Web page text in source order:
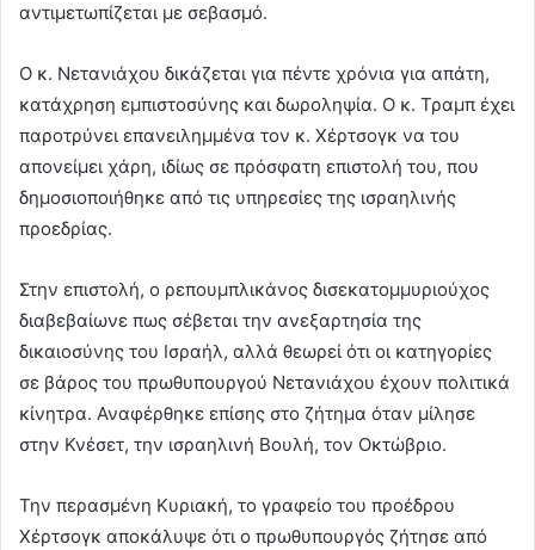
αντιμετωπίζεται με σεβασμό.
Ο κ. Νετανιάχου δικάζεται για πέντε χρόνια για απάτη,
κατάχρηση εμπιστοσύνης και δωροληψία. Ο κ. Τραμπ έχει
παροτρύνει επανειλημμένα τον κ. Χέρτσογκ να του
απονείμει χάρη, ιδίως σε πρόσφατη επιστολή του, που
δημοσιοποιήθηκε από τις υπηρεσίες της ισραηλινής
προεδρίας.
Στην επιστολή, ο ρεπουμπλικάνος δισεκατομμυριούχος
διαβεβαίωνε πως σέβεται την ανεξαρτησία της
δικαιοσύνης του Ισραήλ, αλλά θεωρεί ότι οι κατηγορίες
σε βάρος του πρωθυπουργού Νετανιάχου έχουν πολιτικά
κίνητρα. Αναφέρθηκε επίσης στο ζήτημα όταν μίλησε
στην Κνέσετ, την ισραηλινή Βουλή, τον Οκτώβριο.
Την περασμένη Κυριακή, το γραφείο του προέδρου
Χέρτσογκ αποκάλυψε ότι ο πρωθυπουργός ζήτησε από